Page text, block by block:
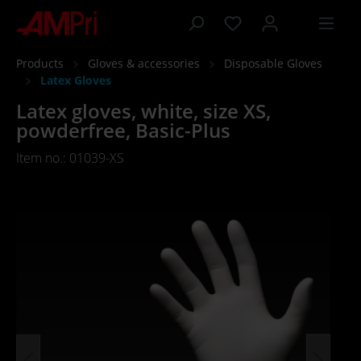
content
Products Gloves & accessories
Disposable Gloves
Latex Gloves
Latex gloves, white, size XS,
powderfree, Basic-Plus
Item no.: 01039-XS